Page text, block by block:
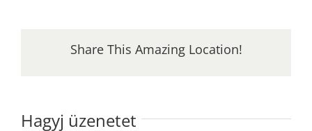
Share This Amazing Location!
Hagyj üzenetet